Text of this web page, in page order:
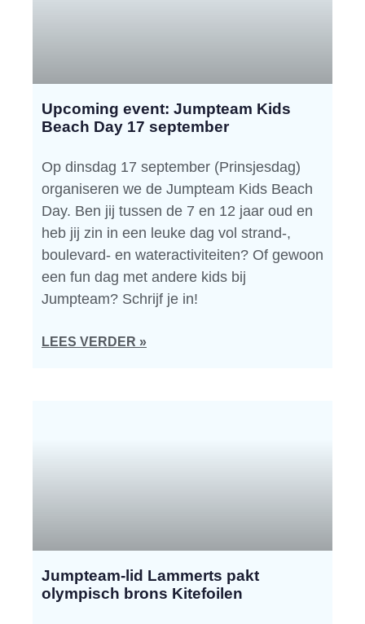
Upcoming event: Jumpteam Kids
Beach Day 17 september
Op dinsdag 17 september (Prinsjesdag)
organiseren we de Jumpteam Kids Beach
Day. Ben jij tussen de 7 en 12 jaar oud en
heb jij zin in een leuke dag vol strand-,
boulevard- en wateractiviteiten? Of gewoon
een fun dag met andere kids bij
Jumpteam? Schrijf je in!
LEES VERDER »
Jumpteam-lid Lammerts pakt
olympisch brons Kitefoilen